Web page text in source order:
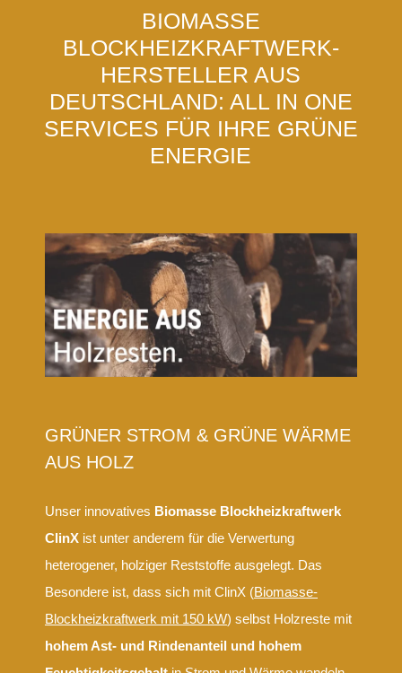
BIOMASSE
BLOCKHEIZKRAFTWERK-
HERSTELLER AUS
DEUTSCHLAND: ALL IN ONE
SERVICES FÜR IHRE GRÜNE
ENERGIE
GRÜNER STROM & GRÜNE WÄRME
AUS HOLZ
Unser innovatives Biomasse Blockheizkraftwerk
ClinX ist unter anderem für die Verwertung
heterogener, holziger Reststoffe ausgelegt. Das
Besondere ist, dass sich mit ClinX (Biomasse-
Blockheizkraftwerk mit 150 kW) selbst Holzreste mit
hohem Ast- und Rindenanteil und hohem